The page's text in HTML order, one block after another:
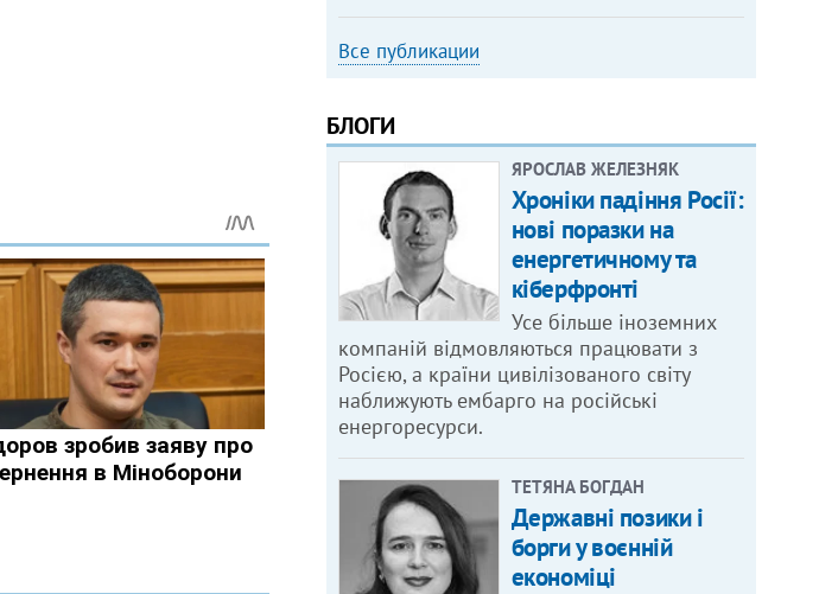
Все публикации
БЛОГИ
ЯРОСЛАВ ЖЕЛЕЗНЯК
Хроніки падіння Росії:
нові поразки на
енергетичному та
кіберфронті
Усе більше іноземних
компаній відмовляються працювати з
Росією, а країни цивілізованого світу
наближують ембарго на російські
енергоресурси.
ТЕТЯНА БОГДАН
Державні позики і
борги у воєнній
економіці